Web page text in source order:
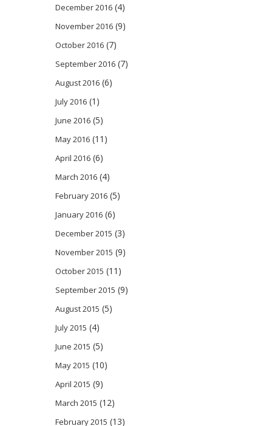
December 2016 (4)
November 2016 (9)
October 2016 (7)
September 2016 (7)
August 2016 (6)
July 2016 (1)
June 2016 (5)
May 2016 (11)
April 2016 (6)
March 2016 (4)
February 2016 (5)
January 2016 (6)
December 2015 (3)
November 2015 (9)
October 2015 (11)
September 2015 (9)
August 2015 (5)
July 2015 (4)
June 2015 (5)
May 2015 (10)
April 2015 (9)
March 2015 (12)
February 2015 (13)